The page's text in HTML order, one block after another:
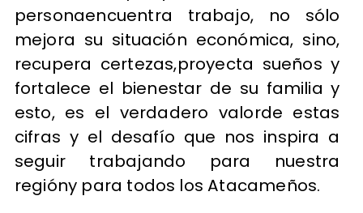
personaencuentra trabajo, no sólo
mejora su situación económica, sino,
recupera certezas,proyecta sueños y
fortalece el bienestar de su familia y
esto, es el verdadero valorde estas
cifras y el desafío que nos inspira a
seguir trabajando para nuestra
regióny para todos los Atacameños.